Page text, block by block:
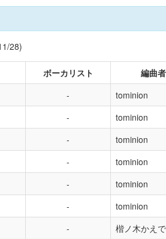
28)
ボーカリスト 編曲者
tominion
tominion
tominion
tominion
tominion
tominion
楷ノ木かえで